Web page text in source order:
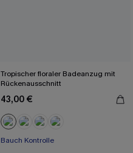
Tropischer floraler Badeanzug mit
Rückenausschnitt
43,00 €
Bauch Kontrolle